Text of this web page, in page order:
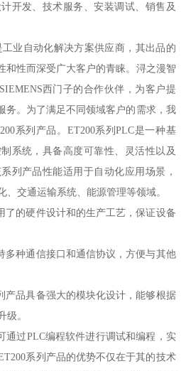
开发、技术服务、安装调试、销售及
动化解决方案供应商，其出品的
和性而深受广大客户的青睐。浔之漫智
西门子的合作伙伴，为客户提
务。为了满足不同领域客户的需求，我
系列产品。ET200系列PLC是一种基
系统，具备高度可靠性、灵活性以及
列产品性能适用于自动化应用场景，
、交通运输系统、能源管理等领域。
了的硬件设计和的生产工艺，保证设备
多种通信接口和通信协议，方便与其他
产品具备强大的模块化设计，能够根据
级。
通过PLC编程软件进行调试和编程，实
系列产品的优势不仅在于其的技术